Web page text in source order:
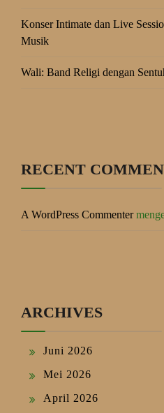
Konser Intimate dan Live
Musik
Wali: Band Religi dengan
RECENT
A WordPress Commenter
ARCHIVES
Juni 2026
Mei 2026
April 2026